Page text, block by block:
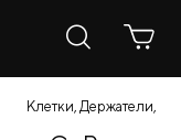
Клетки, Держатели,